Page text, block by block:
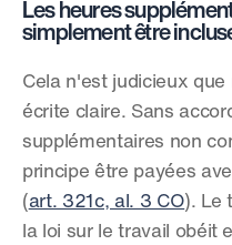
Les heures
simplement être
Cela n'est judicieux
écrite claire. Sans
supplémentaires non
principe être payées
(art. 321c, al. 3 CO). Le
la loi sur le travail obéit